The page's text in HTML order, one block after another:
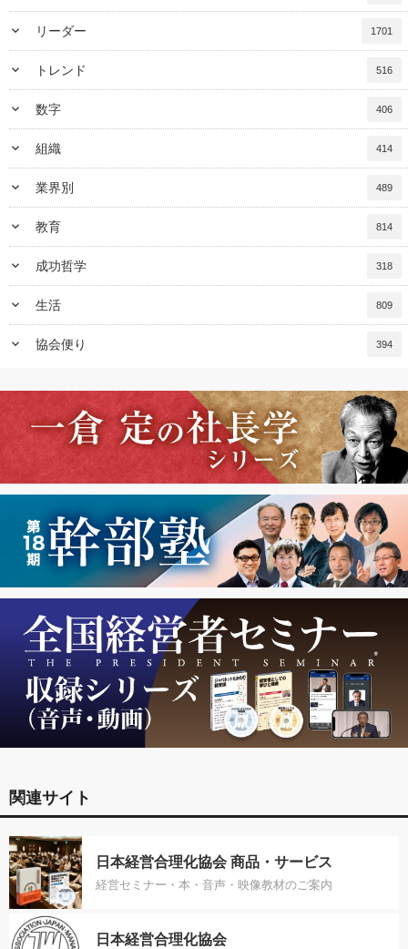
keyboard_arrow_down リーダー 1701
keyboard_arrow_down トレンド 516
keyboard_arrow_down 数字 406
keyboard_arrow_down 組織 414
keyboard_arrow_down 業界別 489
keyboard_arrow_down 教育 814
keyboard_arrow_down 成功哲学 318
keyboard_arrow_down 生活 809
keyboard_arrow_down 協会便り 394
関連サイト
日本経営合理化協会 商品・サービス
経営セミナー・本・音声・映像教材のご案内
日本経営合理化協会